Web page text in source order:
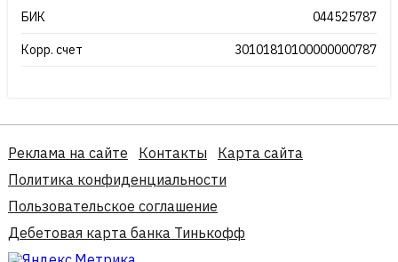
БИК 044525787
Корр. счет 30101810100000000787
Реклама на сайте Контакты
Карта сайта
Политика конфиденциальности
Пользовательское соглашение
Дебетовая карта банка Тинькофф